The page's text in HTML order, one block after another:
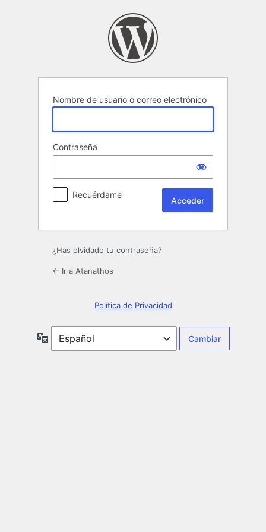
Nombre de usuario o correo electrónico
Contraseña
Recuérdame
¿Has olvidado tu contraseña?
← Ir a Atanathos
Política de Privacidad
Idioma